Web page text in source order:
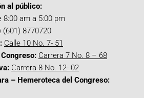
al público:
8:00 am a 5:00 pm
(601) 8770720
Calle 10 No. 7- 51
Carrera 7 No. 8 – 68
Carrera 8 No. 12- 02
– Hemeroteca del Congreso: